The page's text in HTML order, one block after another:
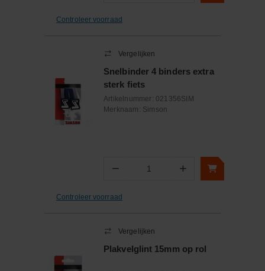
Controleer voorraad
Vergelijken
Snelbinder 4 binders extra
sterk fiets
Artikelnummer: 021356SIM
Merknaam: Simson
− Aantal +
Controleer voorraad
Vergelijken
Plakvelglint 15mm op rol